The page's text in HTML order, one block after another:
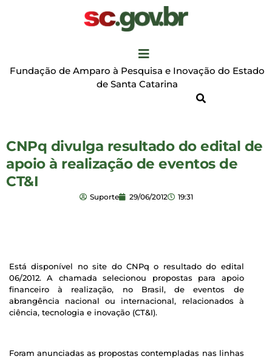
Fundação de Amparo à Pesquisa e Inovação do Estado
de Santa Catarina
CNPq divulga resultado do edital de
apoio à realização de eventos de
CT&I
Suporte 29/06/2012 19:31
Está disponível no site do CNPq o resultado do edital
06/2012. A chamada selecionou propostas para apoio
financeiro à realização, no Brasil, de eventos de
abrangência nacional ou internacional, relacionados à
ciência, tecnologia e inovação (CT&I).
Foram anunciadas as propostas contempladas nas linhas